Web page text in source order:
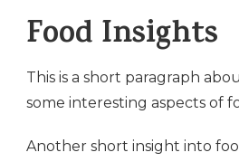
Food Insights
This is a short paragraph
some interesting aspects of
Another short insight into